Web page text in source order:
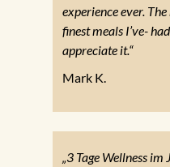
experience ever.
finest meals I’ve-
appreciate it.“
Mark K.
„3 Tage Wellness